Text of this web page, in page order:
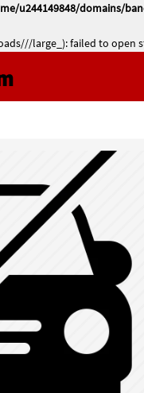
u244149848/domains/
large_): failed to open